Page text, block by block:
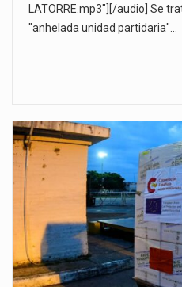
LATORRE.mp3"][/audio] Se
"anhelada unidad partidaria"…